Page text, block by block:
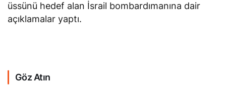
üssünü hedef alan İsrail bombardımanına dair
açıklamalar yaptı.
Göz Atın